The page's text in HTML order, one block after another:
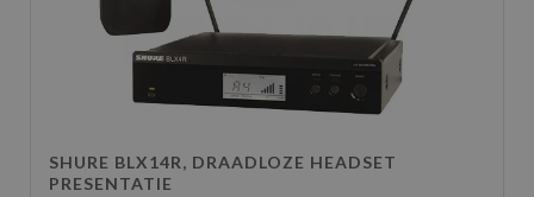
SHURE BLX14R, DRAADLOZE HEADSET
PRESENTATIE